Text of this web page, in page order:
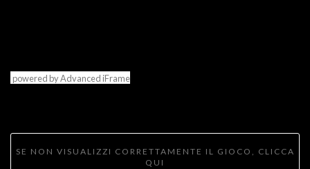
powered by Advanced iFrame
SE NON VISUALIZZI CORRETTAMENTE IL GIOCO, CLICCA
QUI